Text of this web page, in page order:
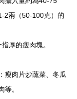
2兩（50-100克）的
厚的瘦肉塊。
瘦肉片炒蔬菜、冬瓜
。